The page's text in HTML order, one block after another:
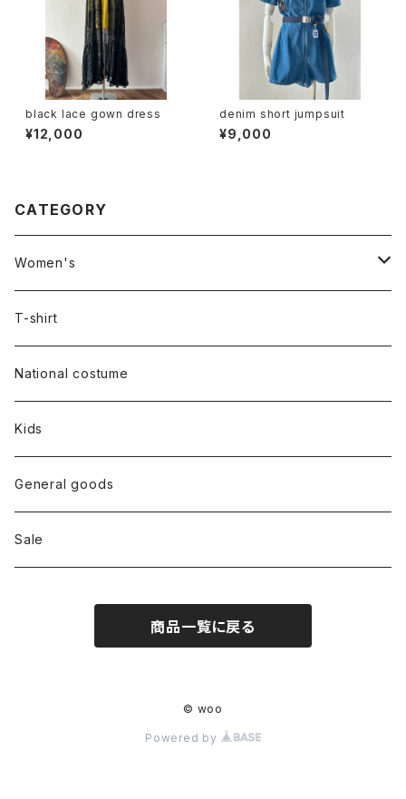
black lace gown dress
¥12,000
denim short jumpsuit
¥9,000
CATEGORY
Women's
Outer
Dress
Tops
Bottoms
Shoes
T-shirt
National costume
Kids
General goods
Sale
商品一覧に戻る
© woo
Powered by